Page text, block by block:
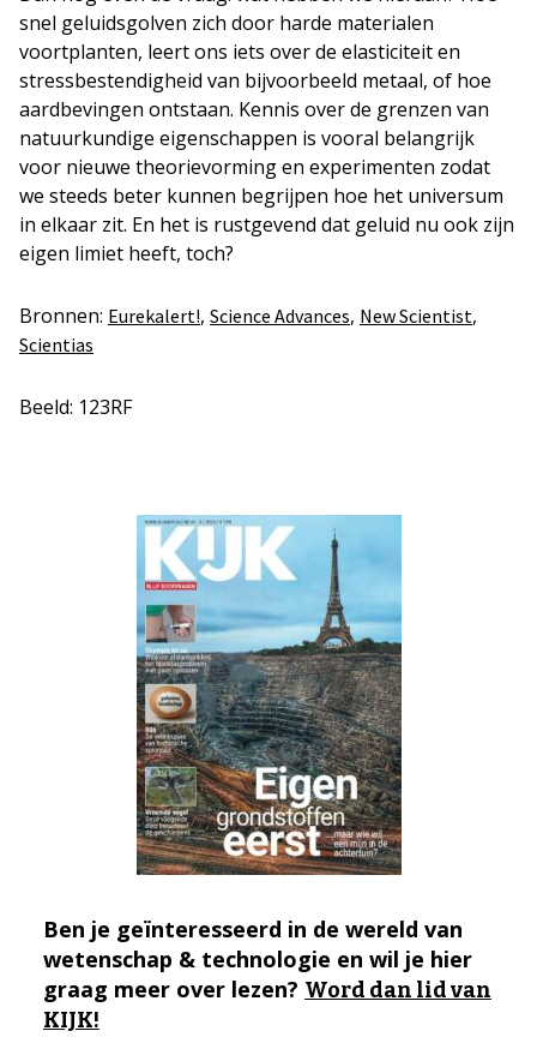
snel geluidsgolven zich door harde materialen
voortplanten, leert ons iets over de elasticiteit en
stressbestendigheid van bijvoorbeeld metaal, of hoe
aardbevingen ontstaan. Kennis over de grenzen van
natuurkundige eigenschappen is vooral belangrijk
voor nieuwe theorievorming en experimenten zodat
we steeds beter kunnen begrijpen hoe het universum
in elkaar zit. En het is rustgevend dat geluid nu ook zijn
eigen limiet heeft, toch?
Bronnen: Eurekalert!, Science Advances, New Scientist,
Scientias
Beeld: 123RF
Ben je geïnteresseerd in de wereld van
wetenschap & technologie en wil je hier
graag meer over lezen? Word dan lid van
KIJK!